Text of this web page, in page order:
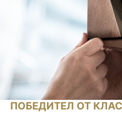
ПОБЕДИТЕЛ ОТ